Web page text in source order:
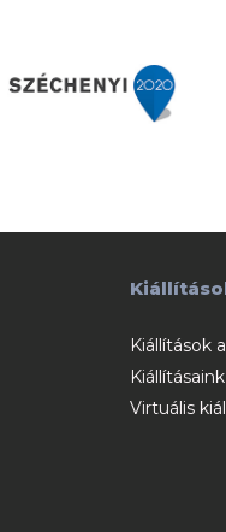
Kiállítások
Virtuális